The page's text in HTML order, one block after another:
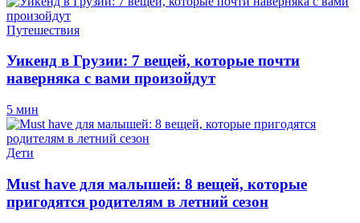
Путешествия
Уикенд в Грузии: 7 вещей, которые почти
наверняка с вами произойдут
5 мин
Дети
Must have для малышей: 8 вещей, которые
пригодятся родителям в летний сезон